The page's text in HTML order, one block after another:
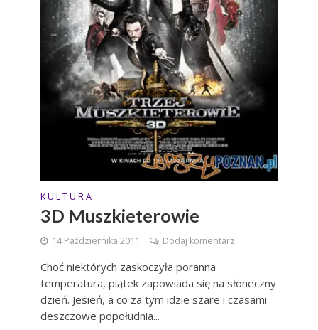
K U L T U R A
3D Muszkieterowie
14 Października 2011 Dodaj komentarz
Choć niektórych zaskoczyła poranna
temperatura, piątek zapowiada się na słoneczny
dzień. Jesień, a co za tym idzie szare i czasami
deszczowe popołudnia...